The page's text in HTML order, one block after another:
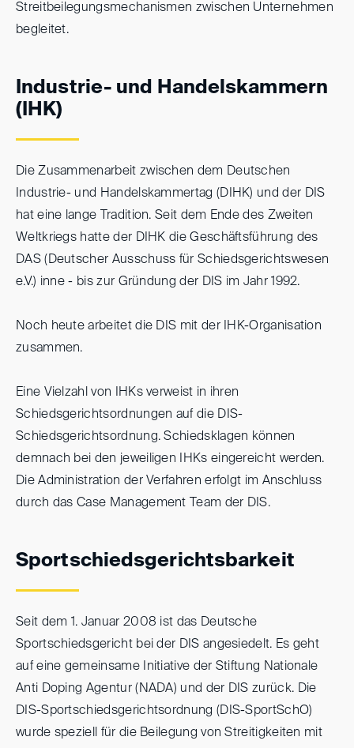
Streitbeilegungsmechanismen zwischen Unternehmen
begleitet.
Industrie- und Handelskammern
(IHK)
Die Zusammenarbeit zwischen dem Deutschen
Industrie- und Handelskammertag (DIHK) und der DIS
hat eine lange Tradition. Seit dem Ende des Zweiten
Weltkriegs hatte der DIHK die Geschäftsführung des
DAS (Deutscher Ausschuss für Schiedsgerichtswesen
e.V.) inne - bis zur Gründung der DIS im Jahr 1992.
Noch heute arbeitet die DIS mit der IHK-Organisation
zusammen.
Eine Vielzahl von IHKs verweist in ihren
Schiedsgerichtsordnungen auf die DIS-
Schiedsgerichtsordnung. Schiedsklagen können
demnach bei den jeweiligen IHKs eingereicht werden.
Die Administration der Verfahren erfolgt im Anschluss
durch das Case Management Team der DIS.
Sportschiedsgerichtsbarkeit
Seit dem 1. Januar 2008 ist das Deutsche
Sportschiedsgericht bei der DIS angesiedelt. Es geht
auf eine gemeinsame Initiative der Stiftung Nationale
Anti Doping Agentur (NADA) und der DIS zurück. Die
DIS-Sportschiedsgerichtsordnung (DIS-SportSchO)
wurde speziell für die Beilegung von Streitigkeiten mit